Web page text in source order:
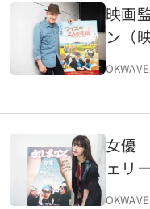
映画
ン（
花嫁
女優
ェリ
アー